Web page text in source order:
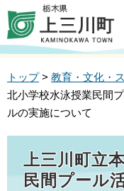
トップ> 教育・文化・
北小学校水泳授業民間
ルの実施について
上三川町立
民間プール